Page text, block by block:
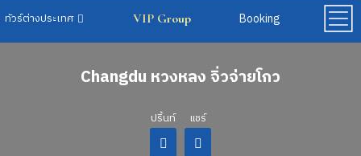
VIP Group Booking
Changdu หวงหลง จิ่วจ่ายโกว